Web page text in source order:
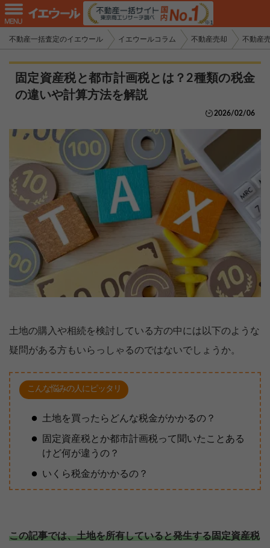
不動産一括査定のイエウール イエウールコラム 不動産売却 不動産
固定資産税と都市計画税とは？2種類の税金
の違いや計算方法を解説
2026/02/06
土地の購入や相続を検討している方の中には以下のような
疑問がある方もいらっしゃるのではないでしょうか。
こんな悩みの人にピッタリ
土地を買ったらどんな税金がかかるの？
固定資産税とか都市計画税って聞いたことある
けど何が違うの？
いくら税金がかかるの？
この記事では、土地を所有していると発生する固定資産税